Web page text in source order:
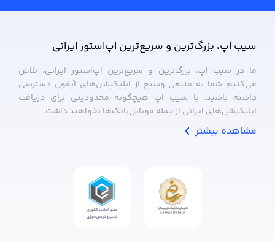
سیب ‌اپ، بزرگ‌ترین و سریع‌ترین اپ‌استور ایرانی
ما در سیب ‌اپ، بزرگ‌ترین و سریع‌ترین اپ‌استور ایرانی، تلاش
می‌کنیم شما به منبعی وسیع از اپلیکیشن‌های آیفون دسترسی
داشته باشید. با سیب ‌اپ هیچگونه محدودیتی برای دریافت
اپلیکیشن‌های ایرانی از جمله موبایل‌بانک‌ها نخواهید داشت.
مشاهده بیشتر